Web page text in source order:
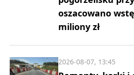
oszacowano
miliony zł
2026-08-07, 13:45